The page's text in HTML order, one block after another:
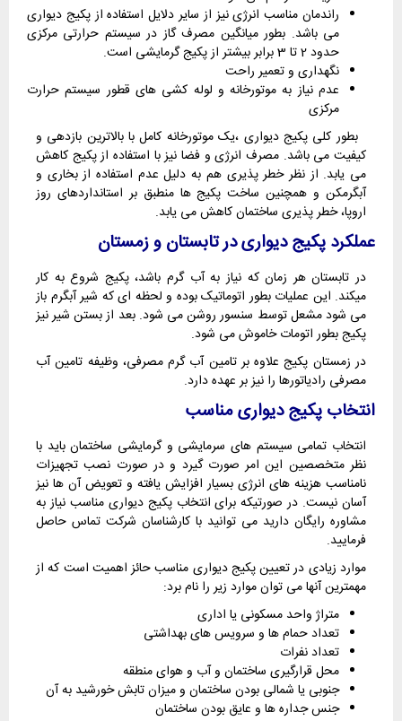
راندمان مناسب انرژی نیز از سایر دلایل استفاده از پکیج دیواری
می باشد. بطور میانگین مصرف گاز در سیستم حرارتی مرکزی
حدود 2 تا 3 برابر بیشتر از پکیج گرمایشی است.
نگهداری و تعمیر راحت
عدم نیاز به موتورخانه و لوله کشی های قطور سیستم حرارت
مرکزی
بطور کلی پکیج دیواری ،یک موتورخانه کامل با بالاترين بازدهی و
کیفیت می باشد. مصرف انرژی و فضا نیز با استفاده از پکیج کاهش
می یابد. از نظر خطر پذیری هم به دلیل عدم استفاده از بخاری و
آبگرمکن و همچنین ساخت پکیج ها منطبق بر استانداردهای روز
اروپا، خطر پذیری ساختمان کاهش می یابد.
عملکرد پکیج دیواری در تابستان و زمستان
در تابستان هر زمان که نیاز به آب گرم باشد، پکیج شروع به کار
میکند. این عملیات بطور اتوماتیک بوده و لحظه ای که شیر آبگرم باز
می شود مشعل توسط سنسور روشن می شود. بعد از بستن شیر نیز
پکیج بطور اتومات خاموش می شود.
در زمستان پکیج علاوه بر تامین آب گرم مصرفی، وظیفه تامین آب
مصرفی رادیاتورها را نیز بر عهده دارد.
انتخاب پکیج دیواری مناسب
انتخاب تمامی سیستم های سرمایشی و گرمایشی ساختمان باید با
نظر متخصصین این امر صورت گیرد و در صورت نصب تجهیزات
نامناسب هزینه های انرژی بسیار افزایش یافته و تعویض آن ها نیز
آسان نیست. در صورتیکه برای انتخاب پکیج دیواری مناسب نیاز به
مشاوره رایگان دارید می توانید با کارشناسان شرکت تماس حاصل
فرمایید.
موارد زیادی در تعیین پکیج دیواری مناسب حائز اهمیت است که از
مهمترین آنها می توان موارد زیر را نام برد:
متراژ واحد مسکونی یا اداری
تعداد حمام ها و سرویس های بهداشتی
تعداد نفرات
محل قرارگیری ساختمان و آب و هوای منطقه
جنوبی یا شمالی بودن ساختمان و میزان تابش خورشید به آن
جنس جداره ها و عایق بودن ساختمان